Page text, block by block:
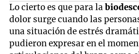
Lo cierto es que para la
dolor surge cuando las
una situación de estrés
pudieron expresar en el